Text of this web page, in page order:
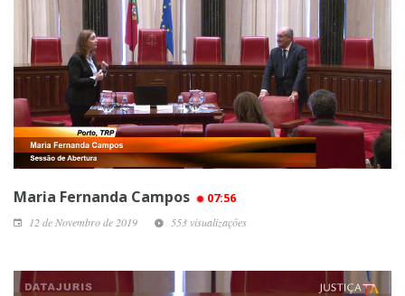
Maria Fernanda Campos 07:56
12 de Novembro de 2019 553 visualizações